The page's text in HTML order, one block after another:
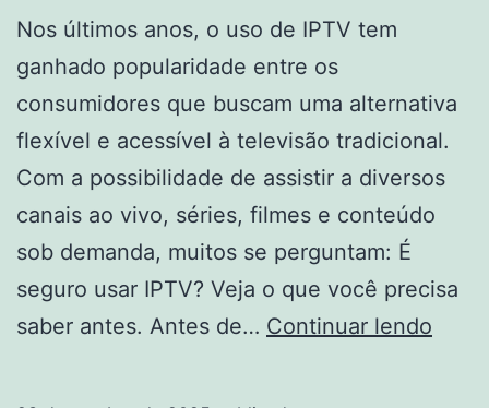
Seguro
Nos últimos anos, o uso de IPTV tem
ganhado popularidade entre os
consumidores que buscam uma alternativa
flexível e acessível à televisão tradicional.
Com a possibilidade de assistir a diversos
canais ao vivo, séries, filmes e conteúdo
sob demanda, muitos se perguntam: É
seguro usar IPTV? Veja o que você precisa
saber antes. Antes de… Continuar lendo